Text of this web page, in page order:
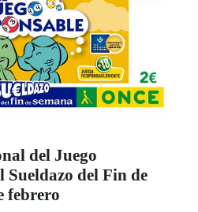
del Juego
Sueldazo del Fin de
febrero